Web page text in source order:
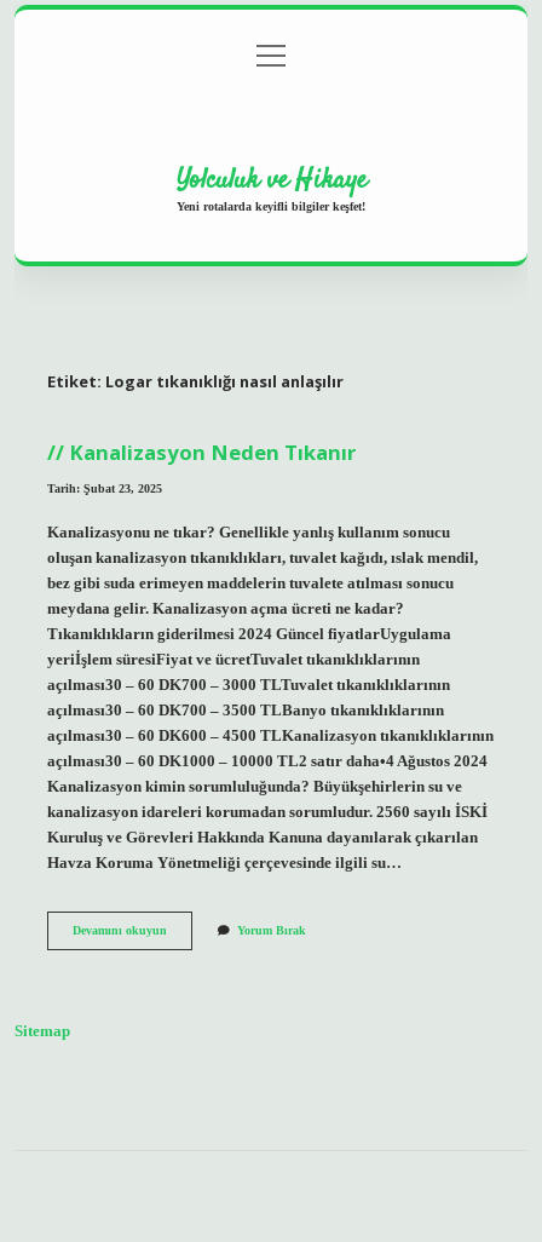
Gizlilik Politikası
menüyü
aç
Yolculuk ve Hikaye
Yeni rotalarda keyifli bilgiler keşfet!
Etiket: Logar tıkanıklığı nasıl anlaşılır
Kanalizasyon Neden Tıkanır
Tarih: Şubat 23, 2025
Kanalizasyonu ne tıkar? Genellikle yanlış kullanım sonucu
oluşan kanalizasyon tıkanıklıkları, tuvalet kağıdı, ıslak mendil,
bez gibi suda erimeyen maddelerin tuvalete atılması sonucu
meydana gelir. Kanalizasyon açma ücreti ne kadar?
Tıkanıklıkların giderilmesi 2024 Güncel fiyatlarUygulama
yeriİşlem süresiFiyat ve ücretTuvalet tıkanıklıklarının
açılması30 – 60 DK700 – 3000 TLTuvalet tıkanıklıklarının
açılması30 – 60 DK700 – 3500 TLBanyo tıkanıklıklarının
açılması30 – 60 DK600 – 4500 TLKanalizasyon tıkanıklıklarının
açılması30 – 60 DK1000 – 10000 TL2 satır daha•4 Ağustos 2024
Kanalizasyon kimin sorumluluğunda? Büyükşehirlerin su ve
kanalizasyon idareleri korumadan sorumludur. 2560 sayılı İSKİ
Kuruluş ve Görevleri Hakkında Kanuna dayanılarak çıkarılan
Havza Koruma Yönetmeliği çerçevesinde ilgili su…
Devamını okuyunKanalizasyon Yorum Bırak
Sitemap